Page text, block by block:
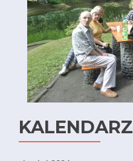
KALENDARZ